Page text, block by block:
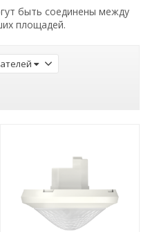
быть соединены между
площадей.